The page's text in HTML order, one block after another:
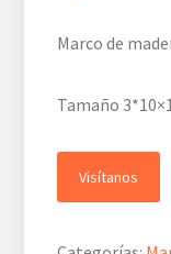
Marco de
Tamaño
Visítanos